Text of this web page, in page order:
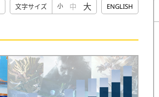
文字サイズ 小 中 大 ENGLISH